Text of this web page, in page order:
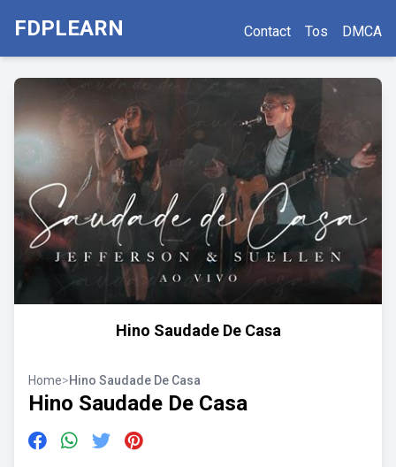
FDPLEARN Contact Tos DMCA
Hino Saudade De Casa
Home>Hino Saudade De Casa
Hino Saudade De Casa